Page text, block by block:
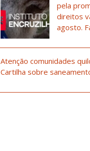
pela
direitos
agosto.
Atenção comunidades
Cartilha sobre